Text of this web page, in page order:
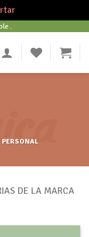
.
PERSONAL
DE LA MARCA